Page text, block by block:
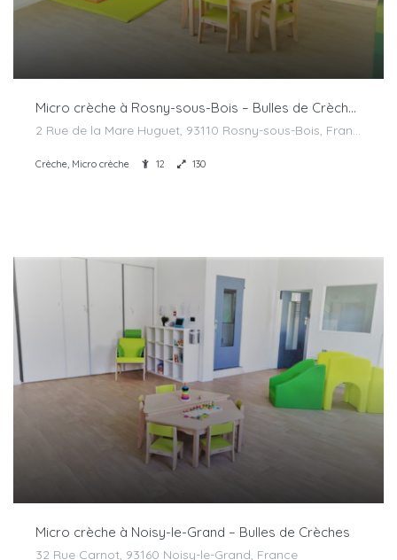
Micro crèche à Rosny-sous-Bois – Bulles de Crèches
2 Rue de la Mare Huguet, 93110 Rosny-sous-Bois, France
Crèche, Micro crèche 12 130
Micro crèche à Noisy-le-Grand – Bulles de Crèches
32 Rue Carnot, 93160 Noisy-le-Grand, France